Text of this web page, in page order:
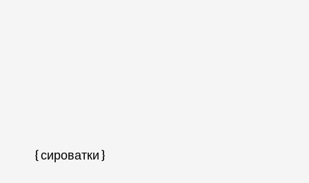
{ сироватки }